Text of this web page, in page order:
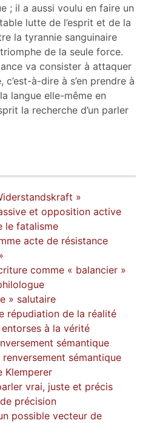
; il a aussi voulu en faire un
lutte de l’esprit et de la
la tyrannie sanguinaire
de la seule force.
va consister à attaquer
c’est-à-dire à s’en prendre à
langue elle-même en
la recherche d’un parler
»
et opposition active
le fatalisme
acte de résistance
comme « balancier »
» salutaire
répudiation de la réalité
à la vérité
sémantique
renversement sémantique
Klemperer
vrai, juste et précis
précision
possible vecteur de